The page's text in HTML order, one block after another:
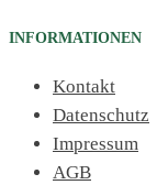
INFORMATIONEN
Kontakt
Datenschutz
Impressum
AGB